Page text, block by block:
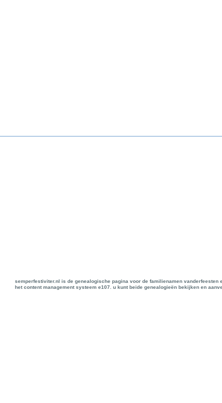
semperfestiviter.nl is de genealogische pagina voor de familienamen
het content management systeem e107. u kunt beide genealogieën bekijken en